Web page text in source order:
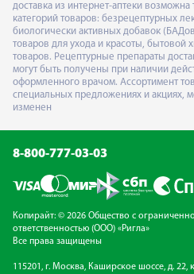
доставка из интернет-аптеки
категорий товаров: безрецептурных
биологически активных добавок
товаров для ухода и красоты, бытовой
товаров. Рецептурные препараты
могут быть получены при наличии
оформленного врачом. Ассортимент
специальных предложениях и акциях,
изменен
8-800-777-03-03
Копирайт: © 2026 Общество с
ответственностью (ООО) «Ригла»
Все права защищены
115201, г. Москва, Каширское шоссе, д. 22,